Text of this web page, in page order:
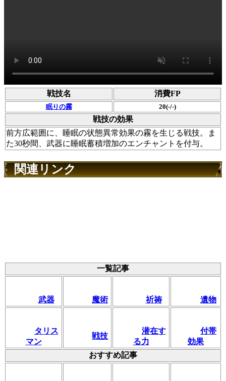
戦技名 消費FP
眠りの霧 20(-/-)
戦技の効果
前方広範囲に、睡眠の状態異常効果の霧を生じる戦技。ま
た30秒間、武器に睡眠蓄積増加のエンチャントを付与。
関連リンク
一覧記事
武器 魔術 祈祷 遺物
タリス
マン
戦技
潜在す
る力
付帯
効果
おすすめ記事